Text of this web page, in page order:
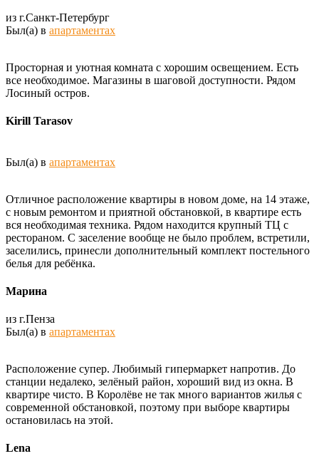
из г.Санкт-Петербург
Был(а) в апартаментах
Просторная и уютная комната с хорошим освещением. Есть
все необходимое. Магазины в шаговой доступности. Рядом
Лосиный остров.
Kirill Tarasov
Был(а) в апартаментах
Отличное расположение квартиры в новом доме, на 14 этаже,
с новым ремонтом и приятной обстановкой, в квартире есть
вся необходимая техника. Рядом находится крупный ТЦ с
рестораном. С заселение вообще не было проблем, встретили,
заселились, принесли дополнительный комплект постельного
белья для ребёнка.
Марина
из г.Пенза
Был(а) в апартаментах
Расположение супер. Любимый гипермаркет напротив. До
станции недалеко, зелёный район, хороший вид из окна. В
квартире чисто. В Королёве не так много вариантов жилья с
современной обстановкой, поэтому при выборе квартиры
остановилась на этой.
Lena